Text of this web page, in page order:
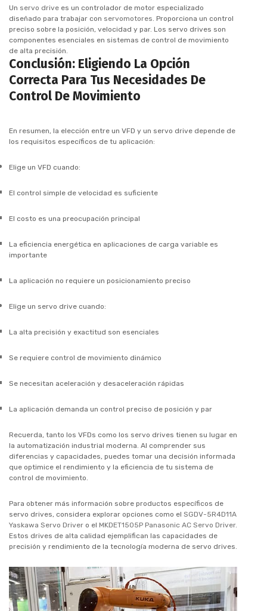
Un servo drive es un controlador de motor especializado
diseñado para trabajar con servomotores . Proporciona un control
preciso sobre la posición, velocidad y par. Los servo drives son
componentes esenciales en sistemas de control de movimiento
de alta precisión.
Conclusión: Eligiendo La Opción
Correcta Para Tus Necesidades De
Control De Movimiento
En resumen, la elección entre un VFD y un servo drive depende de
los requisitos específicos de tu aplicación:
Elige un VFD cuando:
El control simple de velocidad es suficiente
El costo es una preocupación principal
La eficiencia energética en aplicaciones de carga variable es
importante
La aplicación no requiere un posicionamiento preciso
Elige un servo drive cuando:
La alta precisión y exactitud son esenciales
Se requiere control de movimiento dinámico
Se necesitan aceleración y desaceleración rápidas
La aplicación demanda un control preciso de posición y par
Recuerda, tanto los VFDs como los servo drives tienen su lugar en
la automatización industrial moderna. Al comprender sus
diferencias y capacidades, puedes tomar una decisión informada
que optimice el rendimiento y la eficiencia de tu sistema de
control de movimiento.
Para obtener más información sobre productos específicos de
servo drives, considera explorar opciones como el SGDV-5R4D11A
Yaskawa Servo Driver o el MKDET1505P Panasonic AC Servo Driver.
Estos drives de alta calidad ejemplifican las capacidades de
precisión y rendimiento de la tecnología moderna de servo drives.